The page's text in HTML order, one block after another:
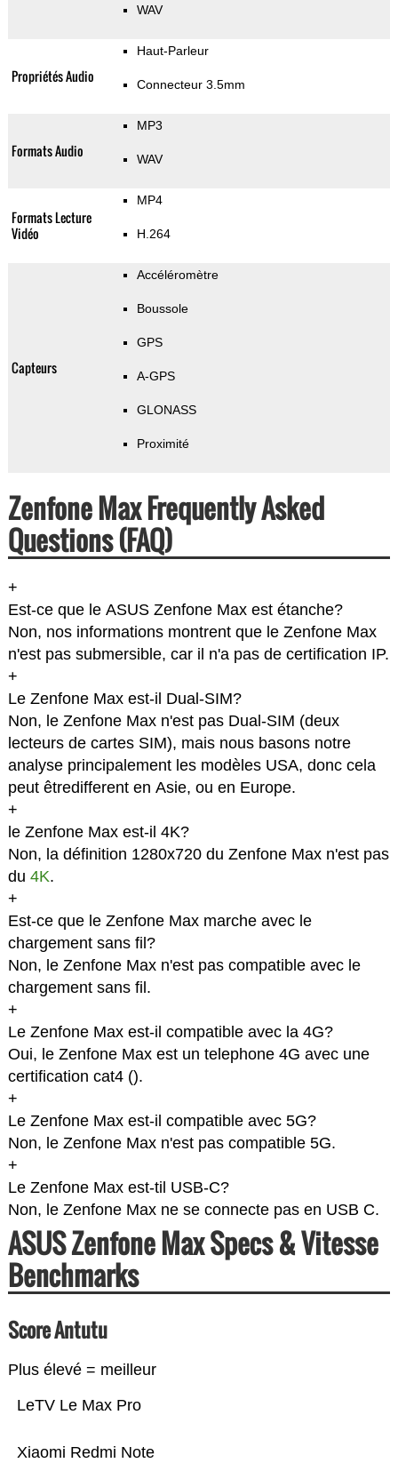
WAV
Propriétés Audio
Haut-Parleur
Connecteur 3.5mm
Formats Audio
MP3
WAV
Formats Lecture
Vidéo
MP4
H.264
Capteurs
Accéléromètre
Boussole
GPS
A-GPS
GLONASS
Proximité
Zenfone Max Frequently Asked
Questions (FAQ)
+
Est-ce que le ASUS Zenfone Max est étanche?
Non, nos informations montrent que le Zenfone Max
n'est pas submersible, car il n'a pas de certification IP.
+
Le Zenfone Max est-il Dual-SIM?
Non, le Zenfone Max n'est pas Dual-SIM (deux
lecteurs de cartes SIM), mais nous basons notre
analyse principalement les modèles USA, donc cela
peut êtredifferent en Asie, ou en Europe.
+
le Zenfone Max est-il 4K?
Non, la définition 1280x720 du Zenfone Max n'est pas
du 4K.
+
Est-ce que le Zenfone Max marche avec le
chargement sans fil?
Non, le Zenfone Max n'est pas compatible avec le
chargement sans fil.
+
Le Zenfone Max est-il compatible avec la 4G?
Oui, le Zenfone Max est un telephone 4G avec une
certification cat4 ().
+
Le Zenfone Max est-il compatible avec 5G?
Non, le Zenfone Max n'est pas compatible 5G.
+
Le Zenfone Max est-til USB-C?
Non, le Zenfone Max ne se connecte pas en USB C.
ASUS Zenfone Max Specs & Vitesse
Benchmarks
Score Antutu
Plus élevé = meilleur
Xiaomi Redmi Note
LeTV Le Max Pro